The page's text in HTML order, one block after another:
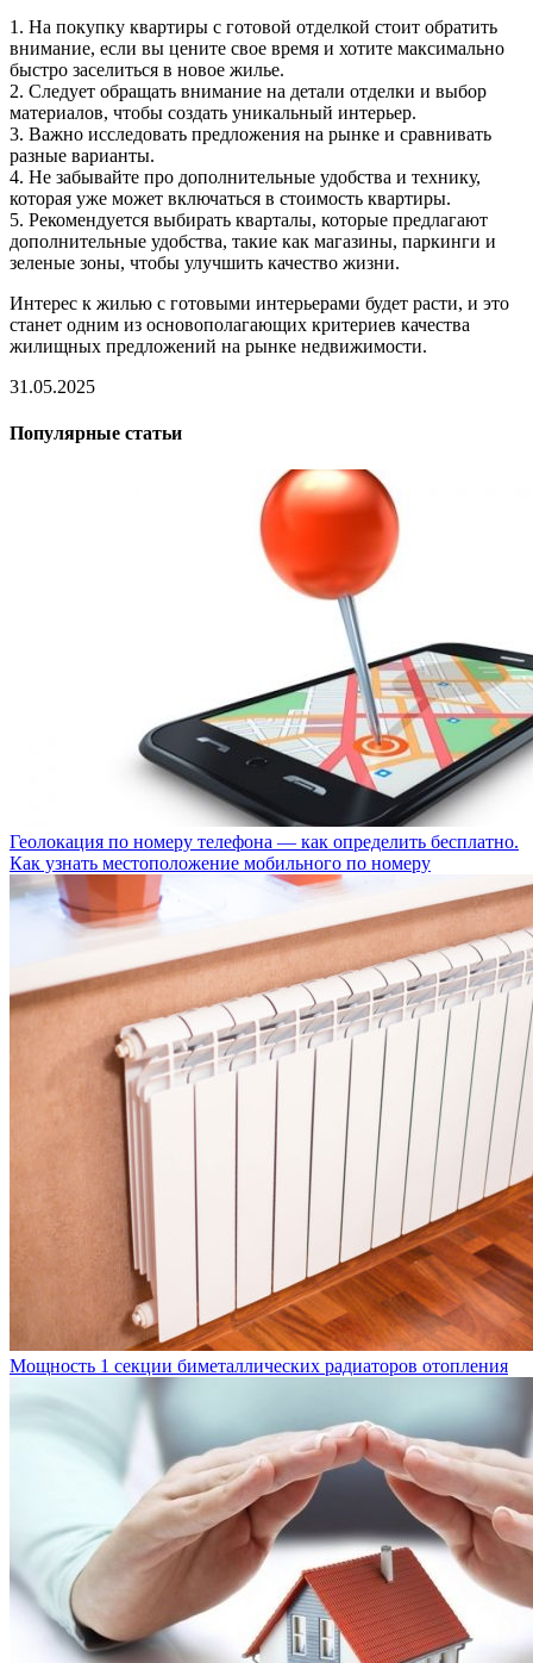
1. На покупку квартиры с готовой отделкой стоит обратить
внимание, если вы цените свое время и хотите максимально
быстро заселиться в новое жилье.
2. Следует обращать внимание на детали отделки и выбор
материалов, чтобы создать уникальный интерьер.
3. Важно исследовать предложения на рынке и сравнивать
разные варианты.
4. Не забывайте про дополнительные удобства и технику,
которая уже может включаться в стоимость квартиры.
5. Рекомендуется выбирать кварталы, которые предлагают
дополнительные удобства, такие как магазины, паркинги и
зеленые зоны, чтобы улучшить качество жизни.
Интерес к жилью с готовыми интерьерами будет расти, и это
станет одним из основополагающих критериев качества
жилищных предложений на рынке недвижимости.
31.05.2025
Популярные статьи
Геолокация по номеру телефона — как определить бесплатно.
Как узнать местоположение мобильного по номеру
Мощность 1 секции биметаллических радиаторов отопления